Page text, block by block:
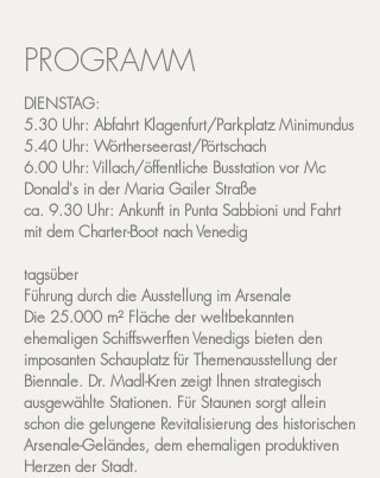
PROGRAMM
DIENSTAG:
5.30 Uhr: Abfahrt Klagenfurt/Parkplatz Minimundus
5.40 Uhr: Wörtherseerast/Pörtschach
6.00 Uhr: Villach/öffentliche Busstation vor Mc
Donald's in der Maria Gailer Straße
ca. 9.30 Uhr: Ankunft in Punta Sabbioni und Fahrt
mit dem Charter-Boot nach Venedig
tagsüber
Führung durch die Ausstellung im Arsenale
Die 25.000 m² Fläche der weltbekannten
ehemaligen Schiffswerften Venedigs bieten den
imposanten Schauplatz für Themenausstellung der
Biennale. Dr. Madl-Kren zeigt Ihnen strategisch
ausgewählte Stationen. Für Staunen sorgt allein
schon die gelungene Revitalisierung des historischen
Arsenale-Geländes, dem ehemaligen produktiven
Herzen der Stadt.